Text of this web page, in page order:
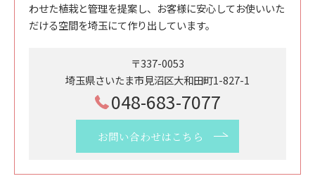
わせた植栽と管理を提案し、お客様に安心してお使いいた
だける空間を埼玉にて作り出しています。
〒337-0053
埼玉県さいたま市見沼区大和田町1-827-1
048-683-7077
お問い合わせはこちら